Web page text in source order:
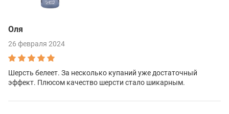
Оля
26 февраля 2024
Шерсть белеет. За несколько купаний уже достаточный
эффект. Плюсом качество шерсти стало шикарным.